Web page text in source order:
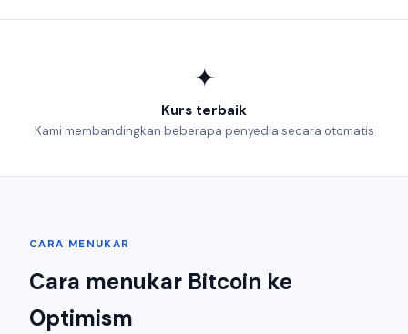
✦
Kurs terbaik
Kami membandingkan beberapa penyedia secara otomatis
CARA MENUKAR
Cara menukar Bitcoin ke
Optimism